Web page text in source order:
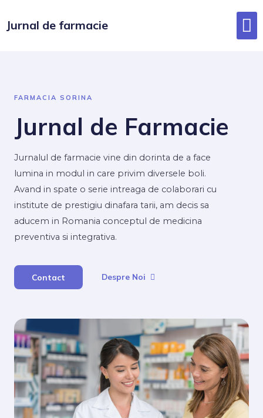
Jurnal de farmacie
FARMACIA SORINA
Jurnal de Farmacie
Jurnalul de farmacie vine din dorinta de a face
lumina in modul in care privim diversele boli.
Avand in spate o serie intreaga de colaborari cu
institute de prestigiu dinafara tarii, am decis sa
aducem in Romania conceptul de medicina
preventiva si integrativa.
Contact Despre Noi